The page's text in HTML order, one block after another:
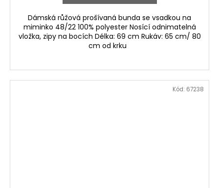
Dámská růžová prošívaná bunda se vsadkou na
miminko 48/22 100% polyester Nosící odnimatelná
vložka, zipy na bocích Délka: 69 cm Rukáv: 65 cm/ 80
cm od krku
Kód: 67238